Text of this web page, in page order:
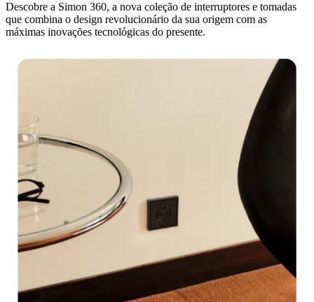
Descobre a Simon 360, a nova coleção de interruptores e tomadas
que combina o design revolucionário da sua origem com as
máximas inovações tecnológicas do presente.